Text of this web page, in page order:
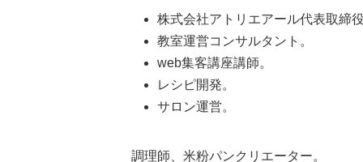
株式会社アトリエアール代表取締
教室運営コンサルタント。
web集客講座講師。
レシピ開発。
サロン運営。
調理師、米粉パンクリエーター。